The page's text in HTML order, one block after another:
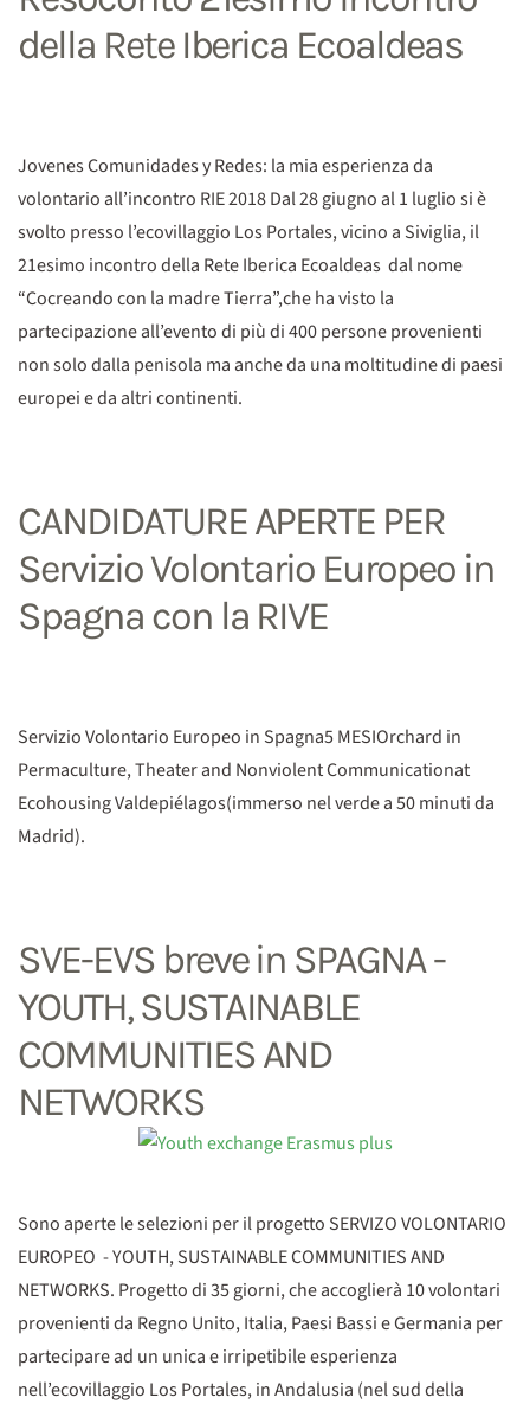
della Rete Iberica Ecoaldeas
Jovenes Comunidades y Redes: la mia esperienza da
volontario all’incontro RIE 2018 Dal 28 giugno al 1 luglio si è
svolto presso l’ecovillaggio Los Portales, vicino a Siviglia, il
21esimo incontro della Rete Iberica Ecoaldeas dal nome
“Cocreando con la madre Tierra”,che ha visto la
partecipazione all’evento di più di 400 persone provenienti
non solo dalla penisola ma anche da una moltitudine di paesi
europei e da altri continenti.
CANDIDATURE APERTE PER
Servizio Volontario Europeo in
Spagna con la RIVE
Servizio Volontario Europeo in Spagna5 MESIOrchard in
Permaculture, Theater and Nonviolent Communicationat
Ecohousing Valdepiélagos(immerso nel verde a 50 minuti da
Madrid).
SVE-EVS breve in SPAGNA -
YOUTH, SUSTAINABLE
COMMUNITIES AND
NETWORKS
Sono aperte le selezioni per il progetto SERVIZO VOLONTARIO
EUROPEO - YOUTH, SUSTAINABLE COMMUNITIES AND
NETWORKS. Progetto di 35 giorni, che accoglierà 10 volontari
provenienti da Regno Unito, Italia, Paesi Bassi e Germania per
partecipare ad un unica e irripetibile esperienza
nell’ecovillaggio Los Portales, in Andalusia (nel sud della